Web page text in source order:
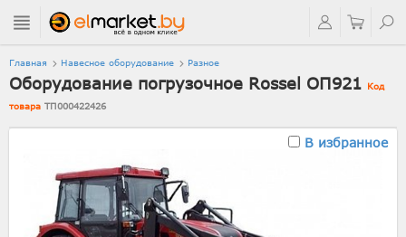
Главная Навесное оборудование Разное
Оборудование погрузочное Rossel ОП921 Код
товара ТП000422426
В избранное